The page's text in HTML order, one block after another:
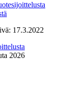
17.3.2022
2026